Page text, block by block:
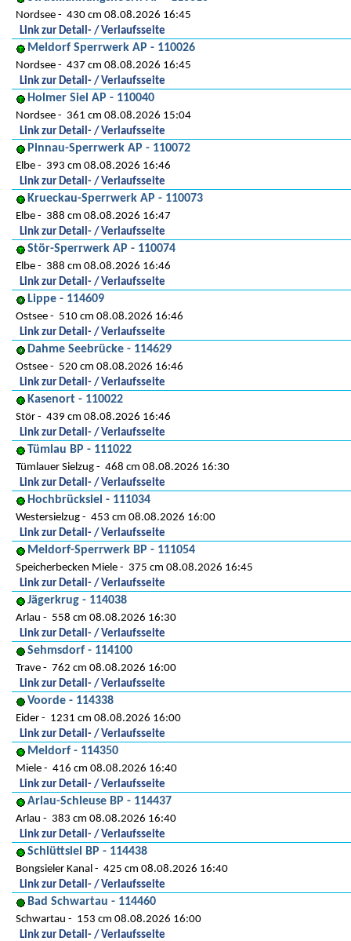
Nordsee
430 cm 08.08.2026 16:45
Link zur Detail- / Verlaufsseite
Meldorf Sperrwerk AP - 110026
Nordsee
437 cm 08.08.2026 16:45
Link zur Detail- / Verlaufsseite
Holmer Siel AP - 110040
Nordsee
361 cm 08.08.2026 15:04
Link zur Detail- / Verlaufsseite
Pinnau-Sperrwerk AP - 110072
Elbe
393 cm 08.08.2026 16:46
Link zur Detail- / Verlaufsseite
Krueckau-Sperrwerk AP - 110073
Elbe
388 cm 08.08.2026 16:47
Link zur Detail- / Verlaufsseite
Stör-Sperrwerk AP - 110074
Elbe
388 cm 08.08.2026 16:46
Link zur Detail- / Verlaufsseite
Lippe - 114609
Ostsee
510 cm 08.08.2026 16:46
Link zur Detail- / Verlaufsseite
Dahme Seebrücke - 114629
Ostsee
520 cm 08.08.2026 16:46
Link zur Detail- / Verlaufsseite
Kasenort - 110022
Stör
439 cm 08.08.2026 16:46
Link zur Detail- / Verlaufsseite
Tümlau BP - 111022
Tümlauer Sielzug
468 cm 08.08.2026 16:30
Link zur Detail- / Verlaufsseite
Hochbrücksiel - 111034
Westersielzug
453 cm 08.08.2026 16:00
Link zur Detail- / Verlaufsseite
Meldorf-Sperrwerk BP - 111054
Speicherbecken Miele
375 cm 08.08.2026 16:45
Link zur Detail- / Verlaufsseite
Jägerkrug - 114038
Arlau
558 cm 08.08.2026 16:30
Link zur Detail- / Verlaufsseite
Sehmsdorf - 114100
Trave
762 cm 08.08.2026 16:00
Link zur Detail- / Verlaufsseite
Voorde - 114338
Eider
1231 cm 08.08.2026 16:00
Link zur Detail- / Verlaufsseite
Meldorf - 114350
Miele
416 cm 08.08.2026 16:40
Link zur Detail- / Verlaufsseite
Arlau-Schleuse BP - 114437
Arlau
383 cm 08.08.2026 16:40
Link zur Detail- / Verlaufsseite
Schlüttsiel BP - 114438
Bongsieler Kanal
425 cm 08.08.2026 16:40
Link zur Detail- / Verlaufsseite
Bad Schwartau - 114460
Schwartau
153 cm 08.08.2026 16:00
Link zur Detail- / Verlaufsseite